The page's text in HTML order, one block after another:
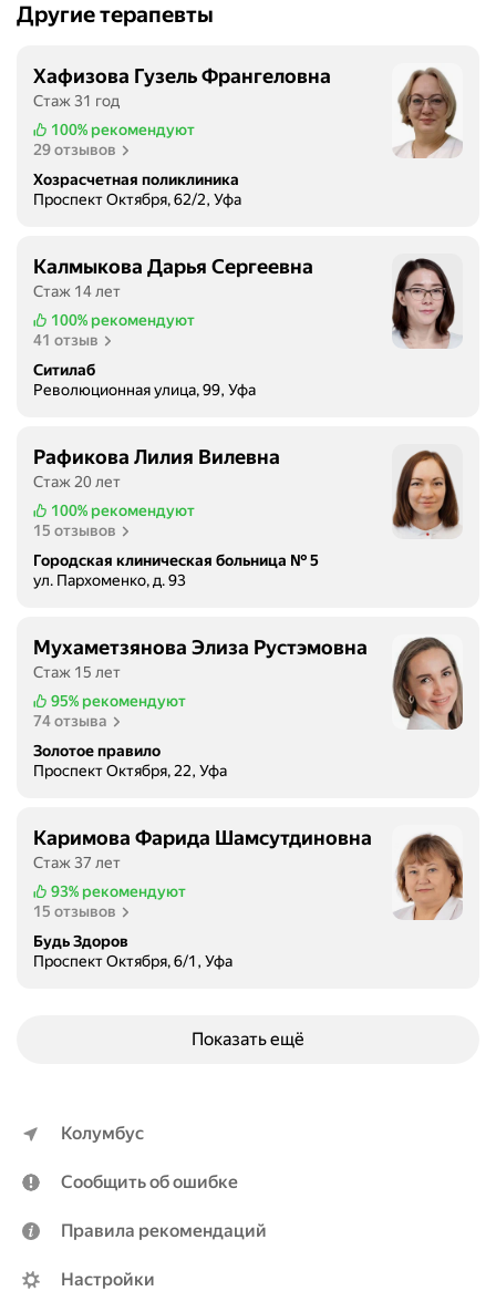
Другие терапевты
Хафизова Гузель Франгеловна
Стаж 31 год
100% рекомендуют
29 отзывов
Хозрасчетная поликлиника
Проспект Октября, 62/2, Уфа
Калмыкова Дарья Сергеевна
Стаж 14 лет
100% рекомендуют
41 отзыв
Ситилаб
Революционная улица, 99, Уфа
Рафикова Лилия Вилевна
Стаж 20 лет
100% рекомендуют
15 отзывов
Городская клиническая больница № 5
ул. Пархоменко, д. 93
Мухаметзянова Элиза Рустэмовна
Стаж 15 лет
95% рекомендуют
74 отзыва
Золотое правило
Проспект Октября, 22, Уфа
Каримова Фарида Шамсутдиновна
Стаж 37 лет
93% рекомендуют
15 отзывов
Будь Здоров
Проспект Октября, 6/1, Уфа
Показать ещё
Колумбус
Сообщить об ошибке
Правила рекомендаций
Настройки